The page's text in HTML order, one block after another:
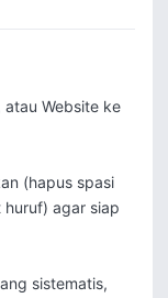
atau Website ke
(hapus spasi
agar siap
sistematis,